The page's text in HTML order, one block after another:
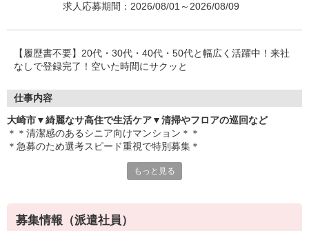
求人応募期間：2026/08/01～2026/08/09
【履歴書不要】20代・30代・40代・50代と幅広く活躍中！来社
なしで登録完了！空いた時間にサクッと
仕事内容
大崎市▼綺麗なサ高住で生活ケア▼清掃やフロアの巡回など
＊＊清潔感のあるシニア向けマンション＊＊
＊急募のため選考スピード重視で特別募集＊
・車イスや食事などの生活介助
・入居者様の生活相談 など
もっと見る
募集情報（派遣社員）